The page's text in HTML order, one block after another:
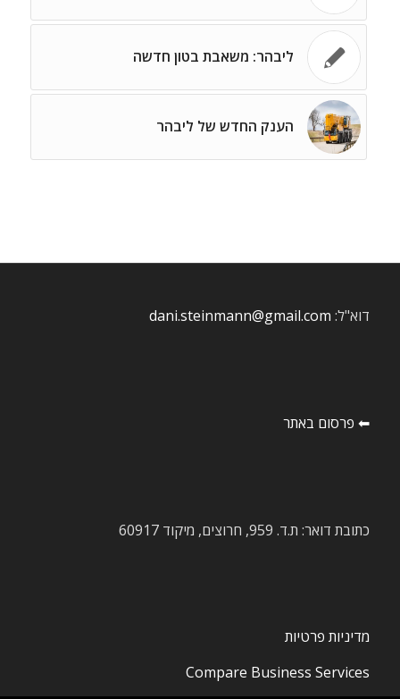
ליבהר: משאבת בטון חדשה
הענק החדש של ליבהר
דוא"ל: dani.steinmann@gmail.com
⬅ פרסום באתר
כתובת דואר: ת.ד. 959, חרוצים, מיקוד 60917
מדיניות פרטיות
Compare Business Services